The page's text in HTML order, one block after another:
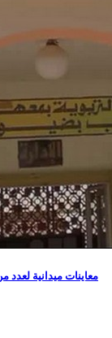
معاينات ميدانية لعدد